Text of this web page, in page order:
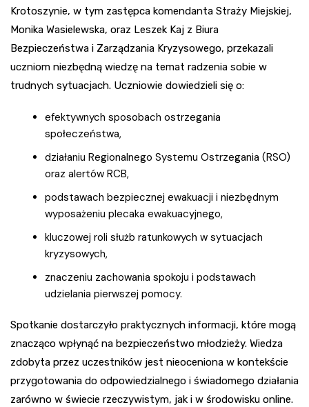
Krotoszynie, w tym zastępca komendanta Straży Miejskiej,
Monika Wasielewska, oraz Leszek Kaj z Biura
Bezpieczeństwa i Zarządzania Kryzysowego, przekazali
uczniom niezbędną wiedzę na temat radzenia sobie w
trudnych sytuacjach. Uczniowie dowiedzieli się o:
efektywnych sposobach ostrzegania
społeczeństwa,
działaniu Regionalnego Systemu Ostrzegania (RSO)
oraz alertów RCB,
podstawach bezpiecznej ewakuacji i niezbędnym
wyposażeniu plecaka ewakuacyjnego,
kluczowej roli służb ratunkowych w sytuacjach
kryzysowych,
znaczeniu zachowania spokoju i podstawach
udzielania pierwszej pomocy.
Spotkanie dostarczyło praktycznych informacji, które mogą
znacząco wpłynąć na bezpieczeństwo młodzieży. Wiedza
zdobyta przez uczestników jest nieoceniona w kontekście
przygotowania do odpowiedzialnego i świadomego działania
zarówno w świecie rzeczywistym, jak i w środowisku online.